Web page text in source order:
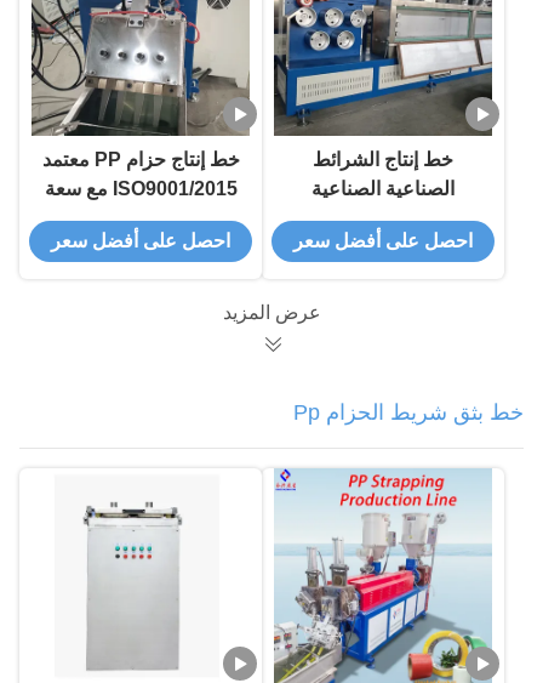
خط إنتاج الشرائط
الصناعية الصناعية
الصناعية الصناعية
الصناعية الصناعية
الصناعية الصناعية
الصناعية الصناعية
الصناعية الصناعية
الصناعية الصناعية
الصناعية الصناعية
الصناعية الصناعية
الصناعية الصناعية
الصناعية الصناعية
الصناعية الصناعية
الصناعية الصناعية
احصل على أفضل سعر
خط إنتاج حزام PP معتمد
ISO9001/2015 مع سعة
قابلة للتخصيص وأنماط
نقش اختيارية
احصل على أفضل سعر
عرض المزيد
خط بثق شريط الحزام Pp